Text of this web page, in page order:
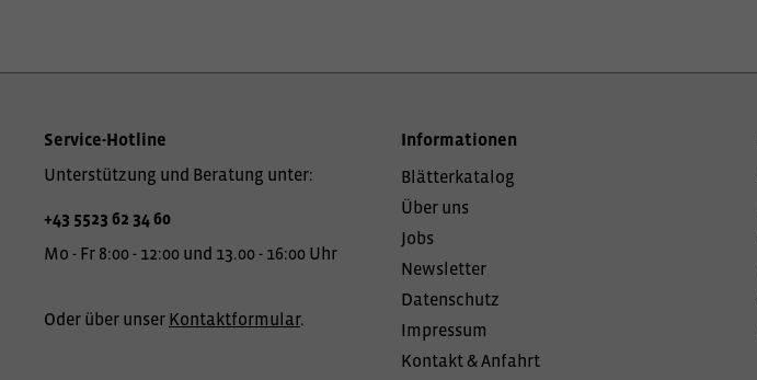
Service-Hotline
Unterstützung und Beratung unter:
+43 5523 62 34 60
Mo - Fr 8:00 - 12:00 und 13.00 - 16:00 Uhr
Oder über unser Kontaktformular.
Informationen
Blätterkatalog
Über uns
Jobs
Newsletter
Datenschutz
Impressum
Kontakt & Anfahrt